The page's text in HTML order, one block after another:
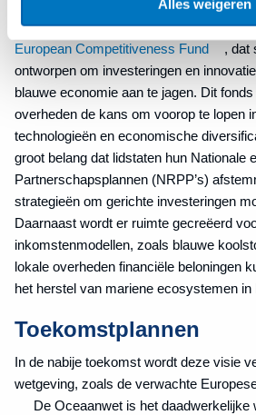
Alles weigeren
Voor de periode van het volgende
(MFK) 2028-2034verschuift de focus
European Competitiveness Fund
, dat
ontworpen om investeringen en
blauwe economie aan te jagen. Dit
overheden de kans om voorop te lopen
technologieën en economische
groot belang dat lidstaten hun Nationale
Partnerschapsplannen (NRPP’s)
strategieën om gerichte investeringen
Daarnaast wordt er ruimte gecreëerd
inkomstenmodellen, zoals blauwe
lokale overheden financiële beloningen
het herstel van mariene ecosystemen in
Toekomstplannen
In de nabije toekomst wordt deze visie
wetgeving, zoals de verwachte
De Oceaanwet is het daadwerkelijke